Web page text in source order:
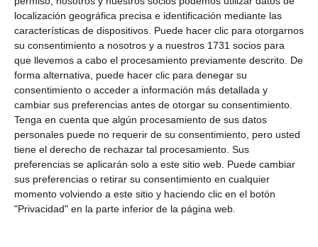
localización geográfica precisa e identificación mediante las
características de dispositivos. Puede hacer clic para otorgarnos
su consentimiento a nosotros y a nuestros 1731 socios para
que llevemos a cabo el procesamiento previamente descrito. De
forma alternativa, puede hacer clic para denegar su
consentimiento o acceder a información más detallada y
cambiar sus preferencias antes de otorgar su consentimiento.
Tenga en cuenta que algún procesamiento de sus datos
personales puede no requerir de su consentimiento, pero usted
tiene el derecho de rechazar tal procesamiento. Sus
preferencias se aplicarán solo a este sitio web. Puede cambiar
sus preferencias o retirar su consentimiento en cualquier
momento volviendo a este sitio y haciendo clic en el botón
"Privacidad" en la parte inferior de la página web.